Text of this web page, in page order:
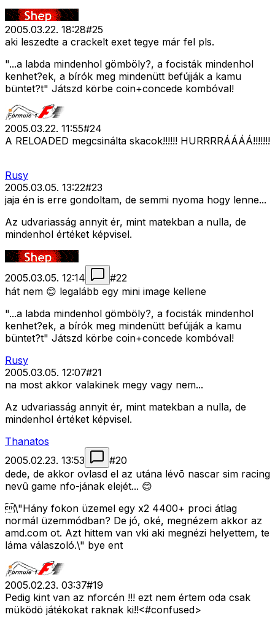
2005.03.22. 18:28#25
aki leszedte a crackelt exet tegye már fel pls.
"...a labda mindenhol gömböly?, a focisták mindenhol
kenhet?ek, a bírók meg mindenütt befújják a kamu
büntet?t" Játszd körbe coin+concede kombóval!
2005.03.22. 11:55#24
A RELOADED megcsinálta skacok!!!!!! HURRRRÁÁÁÁ!!!!!!!
Rusy
2005.03.05. 13:22#23
jaja én is erre gondoltam, de semmi nyoma hogy lenne...
Az udvariasság annyit ér, mint matekban a nulla, de
mindenhol értéket képvisel.
2005.03.05. 12:14 #22
hát nem 😊 legalább egy mini image kellene
"...a labda mindenhol gömböly?, a focisták mindenhol
kenhet?ek, a bírók meg mindenütt befújják a kamu
büntet?t" Játszd körbe coin+concede kombóval!
Rusy
2005.03.05. 12:07#21
na most akkor valakinek megy vagy nem...
Az udvariasság annyit ér, mint matekban a nulla, de
mindenhol értéket képvisel.
Thanatos
2005.02.23. 13:53
#20
dede, de akkor ovlasd el az utána lévõ nascar sim racing
nevû game nfo-jának elejét... 😊
\"Hány fokon üzemel egy x2 4400+ proci átlag
normál üzemmódban? De jó, oké, megnézem akkor az
amd.com ot. Azt hittem van vki aki megnézi helyettem, te
láma válaszoló.\" bye ent
2005.02.23. 03:37#19
Pedig kint van az nforcén !!! ezt nem értem oda csak
müködö játékokat raknak ki!!<#confused>